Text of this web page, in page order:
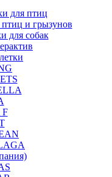
для птиц
и грызунов
для собак
F